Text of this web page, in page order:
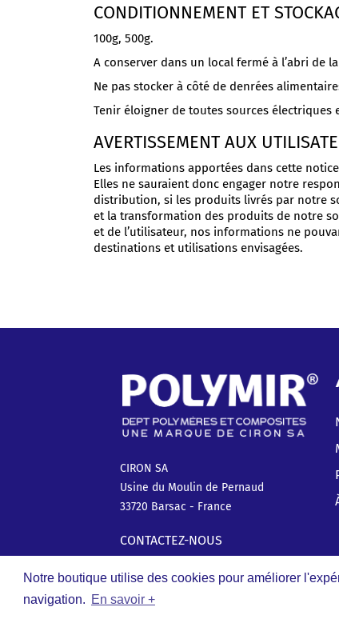
Notre boutique utilise des cookies pour améliorer
navigation. En savoir +
CONDITIONNEMENT ET
100g, 500g.
A conserver dans un local fermé à l’abri de
Ne pas stocker à côté de denrées
Tenir éloigner de toutes sources électriques
AVERTISSEMENT AUX
Les informations apportées dans cette
Elles ne sauraient donc engager notre
distribution, si les produits livrés par notre
et la transformation des produits de notre
et de l’utilisateur, nos informations ne
destinations et utilisations envisagées.
CIRON SA
Usine du Moulin de Pernaud
33720 Barsac - France
CONTACTEZ-NOUS
© Copyright 2020 Polymir | Une marque de CIRON SA | Tous